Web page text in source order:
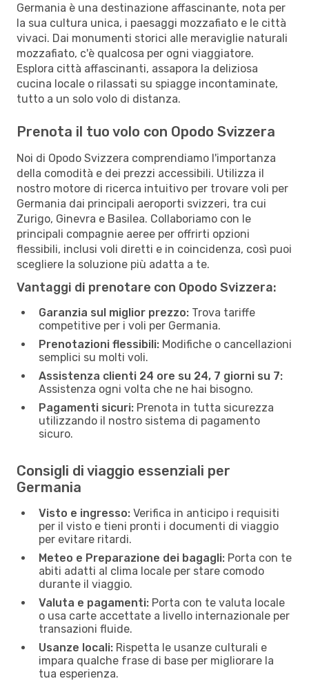
Germania è una destinazione affascinante, nota per
la sua cultura unica, i paesaggi mozzafiato e le città
vivaci. Dai monumenti storici alle meraviglie naturali
mozzafiato, c'è qualcosa per ogni viaggiatore.
Esplora città affascinanti, assapora la deliziosa
cucina locale o rilassati su spiagge incontaminate,
tutto a un solo volo di distanza.
Prenota il tuo volo con Opodo Svizzera
Noi di Opodo Svizzera comprendiamo l'importanza
della comodità e dei prezzi accessibili. Utilizza il
nostro motore di ricerca intuitivo per trovare voli per
Germania dai principali aeroporti svizzeri, tra cui
Zurigo, Ginevra e Basilea. Collaboriamo con le
principali compagnie aeree per offrirti opzioni
flessibili, inclusi voli diretti e in coincidenza, così puoi
scegliere la soluzione più adatta a te.
Vantaggi di prenotare con Opodo Svizzera:
Garanzia sul miglior prezzo: Trova tariffe
competitive per i voli per Germania.
Prenotazioni flessibili: Modifiche o cancellazioni
semplici su molti voli.
Assistenza clienti 24 ore su 24, 7 giorni su 7:
Assistenza ogni volta che ne hai bisogno.
Pagamenti sicuri: Prenota in tutta sicurezza
utilizzando il nostro sistema di pagamento
sicuro.
Consigli di viaggio essenziali per
Germania
Visto e ingresso: Verifica in anticipo i requisiti
per il visto e tieni pronti i documenti di viaggio
per evitare ritardi.
Meteo e Preparazione dei bagagli: Porta con te
abiti adatti al clima locale per stare comodo
durante il viaggio.
Valuta e pagamenti: Porta con te valuta locale
o usa carte accettate a livello internazionale per
transazioni fluide.
Usanze locali: Rispetta le usanze culturali e
impara qualche frase di base per migliorare la
tua esperienza.